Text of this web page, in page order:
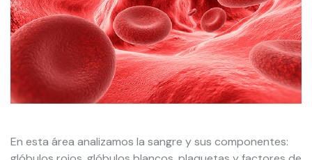
En esta área analizamos la sangre y sus componentes: